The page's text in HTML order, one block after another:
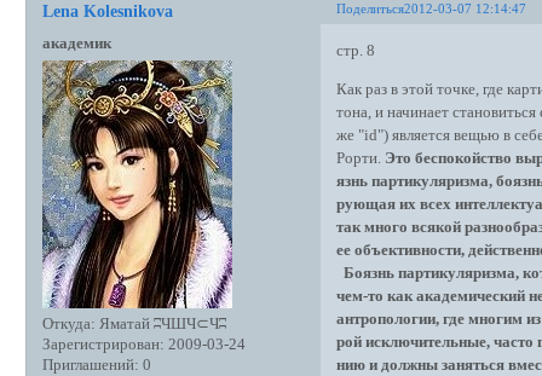
Поделиться2012-03-07 12:14:47
Lena Kolesnikova
академик
Откуда: Яматай ʭЧШЧ⊂Чʭ
Зарегистрирован: 2009-03-24
Приглашений: 0
стр. 8
Как раз в этой точке, где
тона, и начинает
же "id") является вещью в
Рорти. Это беспокойство
язнь партикуляризма,
рующая их всех
так много всякой
ее объективности,
Боязнь партикуляризма,
чем-то как академический
антропологии, где многим
рой исключительные,
нию и должны заняться